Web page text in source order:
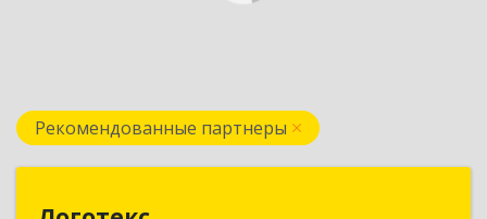
Рекомендованные партнеры